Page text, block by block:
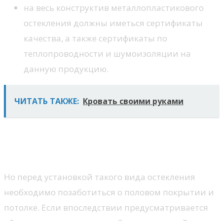
на весь конструктив металлопластикового
остекления должны иметься сертификаты
качества, а также сертификаты по
теплопроводности и шумоизоляции на
данную продукцию.
ЧИТАТЬ ТАКЖЕ: Кровать своими руками
Но перед установкой такого вида остекления
необходимо позаботиться о половом покрытии и
потолке. Если впоследствии предусматривается